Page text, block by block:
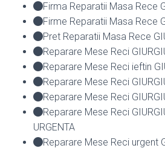
Firma Reparatii Masa Rece
Firme Reparatii Masa Rece
Pret Reparatii Masa Rece
Reparare Mese Reci
Reparare Mese Reci ieftin
Reparare Mese Reci
Reparare Mese Reci
Reparare Mese Reci
URGENTA
Reparare Mese Reci urgent